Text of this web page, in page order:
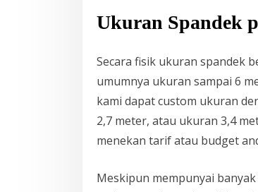
Ukuran Spandek
Secara fisik ukuran spandek
umumnya ukuran sampai 6
kami dapat custom ukuran
2,7 meter, atau ukuran 3,4
menekan tarif atau budget
Meskipun mempunyai